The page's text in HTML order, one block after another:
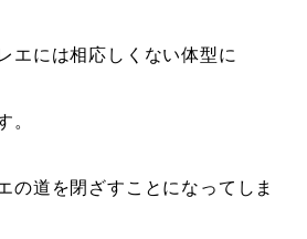
エには相応しくない体型に
。
の道を閉ざすことになってしま